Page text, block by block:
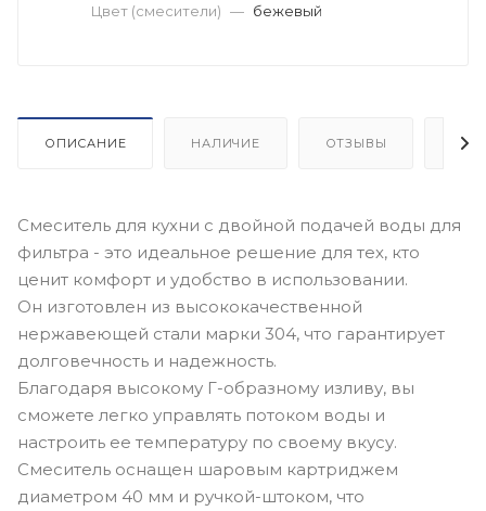
Цвет (смесители) — бежевый
ОПИСАНИЕ НАЛИЧИЕ ОТЗЫВЫ
Смеситель для кухни с двойной подачей воды для
фильтра - это идеальное решение для тех, кто
ценит комфорт и удобство в использовании.
Он изготовлен из высококачественной
нержавеющей стали марки 304, что гарантирует
долговечность и надежность.
Благодаря высокому Г-образному изливу, вы
сможете легко управлять потоком воды и
настроить ее температуру по своему вкусу.
Смеситель оснащен шаровым картриджем
диаметром 40 мм и ручкой-штоком, что